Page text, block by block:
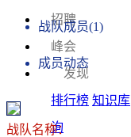
招聘
峰会
发现
排行榜 知识库
询
战队成员(1)
成员动态
战队名称：